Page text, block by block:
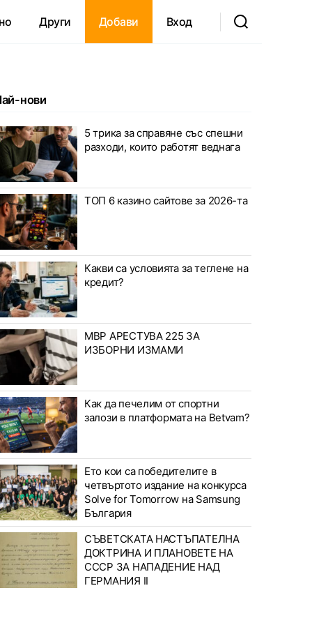
Други Добави Вход
нови
5 трика за справяне със спешни
разходи, които работят веднага
ТОП 6 казино сайтове за 2026-та
Какви са условията за теглене на
кредит?
МВР АРЕСТУВА 225 ЗА
ИЗБОРНИ ИЗМАМИ
Как да печелим от спортни
залози в платформата на Betvam?
Ето кои са победителите в
четвъртото издание на конкурса
Solve for Tomorrow на Samsung
България
СЪВЕТСКАТА НАСТЪПАТЕЛНА
ДОКТРИНА И ПЛАНОВЕТЕ НА
СССР ЗА НАПАДЕНИЕ НАД
ГЕРМАНИЯ II